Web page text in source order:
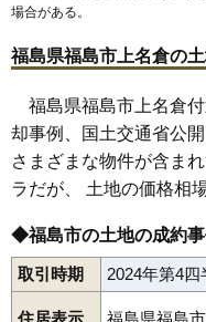
69
70 沖高
72 下鳥渡
73 渡利
北矢野目
76 町庭坂
77 松川町美郷
場合がある。
福島県福島市上名倉の
福島県福島市上名倉
却事例、国土交通省公
さまざまな物件が含ま
ラだが、 土地の価格相
◆福島市の土地の成約事
取引時期 2024年第4四
住居表示 福島県福島